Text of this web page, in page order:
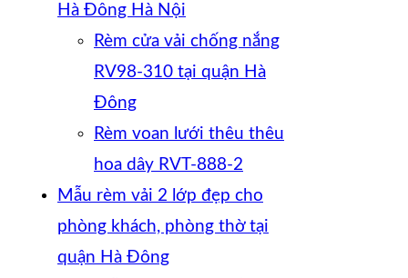
Hà Đông Hà Nội
Rèm cửa vải chống nắng
RV98-310 tại quận Hà
Đông
Rèm voan lưới thêu thêu
hoa dây RVT-888-2
Mẫu rèm vải 2 lớp đẹp cho
phòng khách, phòng thờ tại
quận Hà Đông